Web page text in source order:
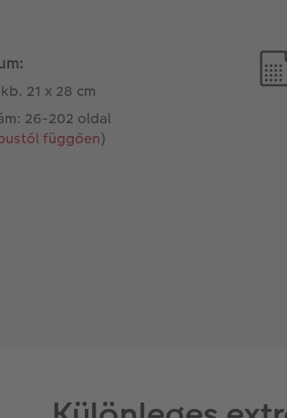
21 x 28 cm
26-202 oldal
függően)